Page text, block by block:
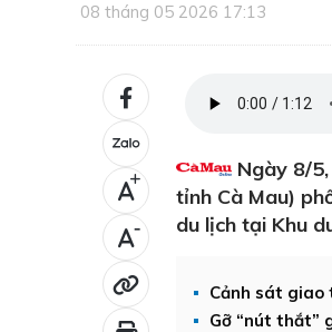
08 tháng 05 2026 17:13
+
-
Ngày 8/
tỉnh Cà Mau)
du lịch tại Khu
Cảnh sát giao
Gỡ “nút thắt”